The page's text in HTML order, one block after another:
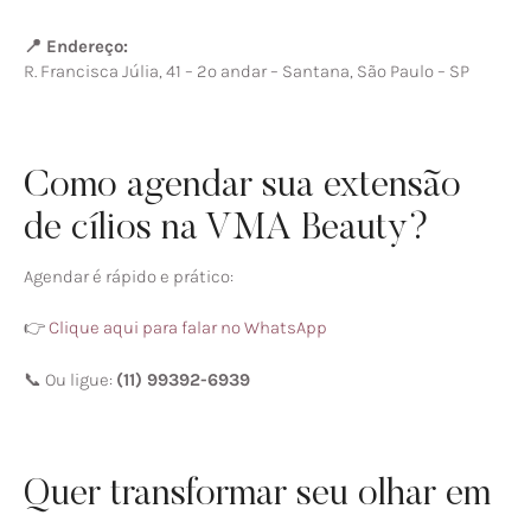
📍 Endereço:
R. Francisca Júlia, 41 – 2º andar – Santana, São Paulo – SP
Como agendar sua extensão
de cílios na VMA Beauty?
Agendar é rápido e prático:
👉Clique aqui para falar no WhatsApp
📞 Ou ligue: (11) 99392-6939
Quer transformar seu olhar em